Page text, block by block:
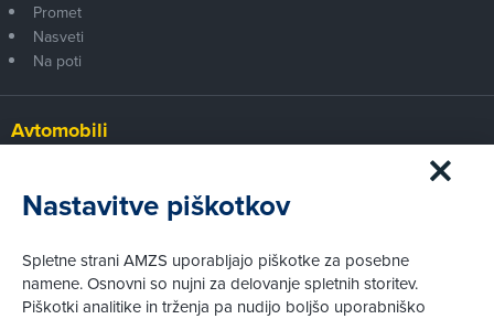
Promet
Nasveti
Na poti
Avtomobili
Prvi pogled
Za volanom
Tehnika
Nastavitve piškotkov
Spletne strani AMZS uporabljajo piškotke za posebne
namene. Osnovni so nujni za delovanje spletnih storitev.
Piškotki analitike in trženja pa nudijo boljšo uporabniško